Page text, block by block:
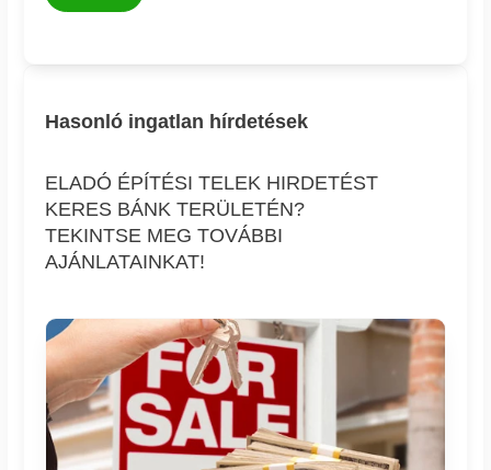
Hasonló ingatlan hírdetések
ELADÓ ÉPÍTÉSI TELEK HIRDETÉST
KERES BÁNK TERÜLETÉN?
TEKINTSE MEG TOVÁBBI
AJÁNLATAINKAT!